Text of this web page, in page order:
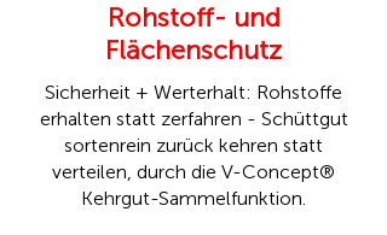
Rohstoff- und
Flächenschutz
Sicherheit + Werterhalt: Rohstoffe
erhalten statt zerfahren - Schüttgut
sortenrein zurück kehren statt
verteilen, durch die V-Concept®
Kehrgut-Sammelfunktion.